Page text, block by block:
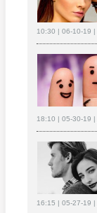
10:30 | 06-10-19 |
18:10 | 05-30-19 |
16:15 | 05-27-19 |